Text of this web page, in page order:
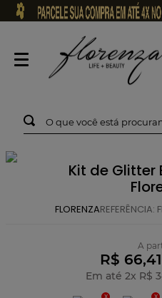
O que você está
Kit de Glitter
FLORENZAREFERÊNCIA:
A
R$ 66,41
Em até 2x R$